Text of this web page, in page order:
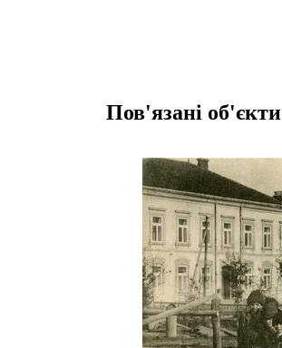
Пов'язані об'єкти